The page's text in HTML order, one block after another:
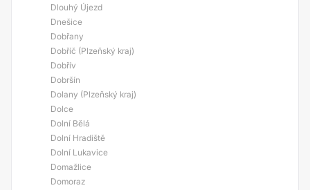
Dlouhý Újezd
Dnešice
Dobřany
Dobříč (Plzeňský kraj)
Dobřív
Dobršín
Dolany (Plzeňský kraj)
Dolce
Dolní Bělá
Dolní Hradiště
Dolní Lukavice
Domažlice
Domoraz